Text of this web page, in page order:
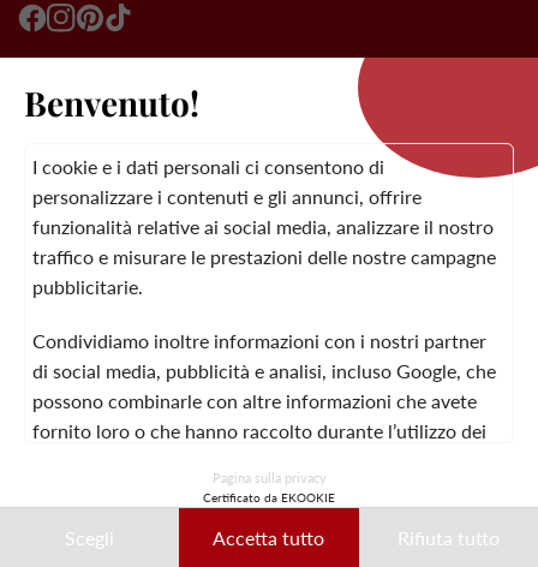
SERVIZIO CLIENTI
© 2026 Laura Vita
CREATO DA LOBSTTER
LEGALI
GENERALI
Benvenuto!
I cookie e i dati personali ci consentono di
personalizzare i contenuti e gli annunci, offrire
funzionalità relative ai social media, analizzare il nostro
traffico e misurare le prestazioni delle nostre campagne
pubblicitarie.
Condividiamo inoltre informazioni con i nostri partner
di social media, pubblicità e analisi, incluso Google, che
possono combinarle con altre informazioni che avete
fornito loro o che hanno raccolto durante l’utilizzo dei
Questi dati possono essere utilizzati in particolare per la
personalizzazione degli annunci. Potete accettare,
Pagina sulla privacy
Certificato da EKOOKIE
Scegli Accetta tutto Rifiuta tutto